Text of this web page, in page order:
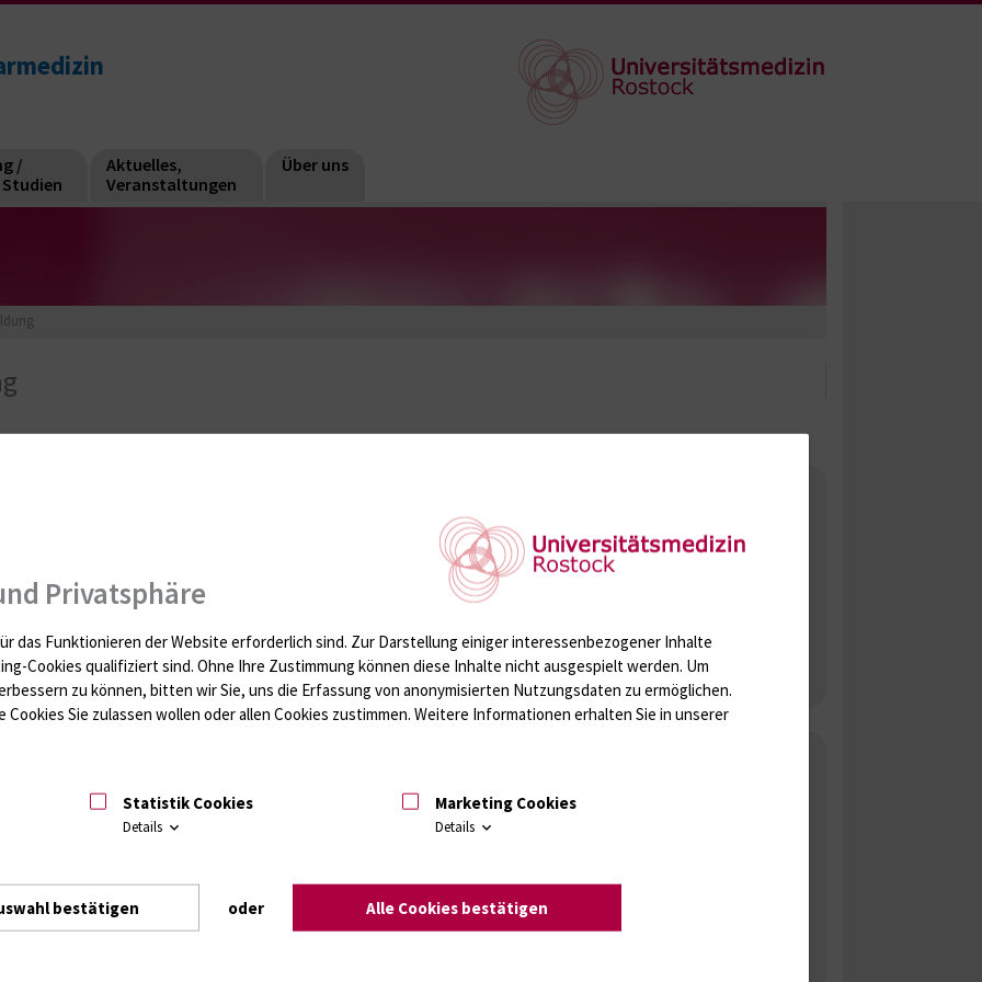
/
Aktuelles,
Veranstaltungen
Über uns
Gertrudenplatz melden Sie sich bitte an der zentralen
bzw. zur Therapiestation geleitet.
über den Haupteingang, eine Treppe hoch auf der
sich bitte vorher telefonisch in der Anmeldung, damit Sie
Fax
Mail
-9102
knuk@med.uni-rostock.de
/-9013
-9012
-9097
/- 5293
-9025
/-9039 -9035
Klinik und Poliklinik für Nuklearmedizin
Universitätsmedizin Rostock
Postanschrift:
Postfach 10 08 88, 18055 Rostock
Lageplan und Anfahrt
Schilddrüsenambulanz
PET/CT
Privatsphäre
das Funktionieren der Website erforderlich sind. Zur Darstellung einiger interessenbezogener Inhalte
Cookies qualifiziert sind. Ohne Ihre Zustimmung können diese Inhalte nicht ausgespielt werden. Um
zu können, bitten wir Sie, uns die Erfassung von anonymisierten Nutzungsdaten zu ermöglichen.
Cookies Sie zulassen wollen oder allen Cookies zustimmen. Weitere Informationen erhalten Sie in unserer
Statistik Cookies
Details
Marketing Cookies
Details
bestätigen oder Alle Cookies bestätigen